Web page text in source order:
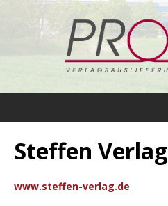
Steffen Verlag
www.steffen-verlag.de